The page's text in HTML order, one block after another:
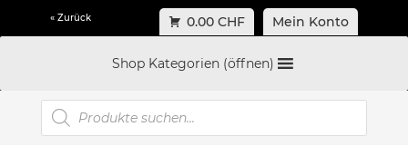
« Zurück 0.00 CHF Mein Konto
Shop Kategorien (öffnen)
Products
search